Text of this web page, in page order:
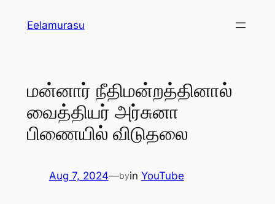
Eelamurasu
மன்னார் நீதிமன்றத்தினால்
வைத்தியர் அர்சுனா
பிணையில் விடுதலை
Aug 7, 2024—byin YouTube